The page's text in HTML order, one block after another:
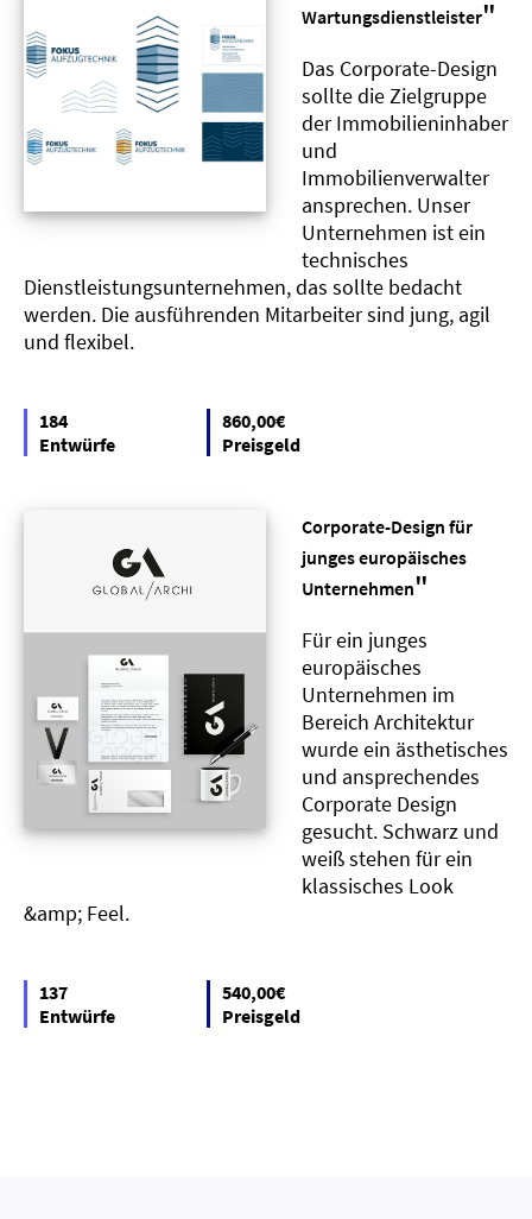
Wartungsdienstleister"
Das Corporate-Design
sollte die Zielgruppe
der Immobilieninhaber
und
Immobilienverwalter
ansprechen. Unser
Unternehmen ist ein
technisches
Dienstleistungsunternehmen, das sollte bedacht
werden. Die ausführenden Mitarbeiter sind jung, agil
und flexibel.
184
Entwürfe
860,00€
Preisgeld
Corporate-Design für
junges europäisches
Unternehmen"
Für ein junges
europäisches
Unternehmen im
Bereich Architektur
wurde ein ästhetisches
und ansprechendes
Corporate Design
gesucht. Schwarz und
weiß stehen für ein
klassisches Look
&amp; Feel.
137
Entwürfe
540,00€
Preisgeld